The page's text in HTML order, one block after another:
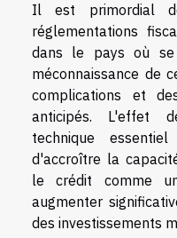
Il est primordial
réglementations
dans le pays où
méconnaissance de
complications et
anticipés. L'effet
technique
d'accroître la
le crédit comme
augmenter
des investissements